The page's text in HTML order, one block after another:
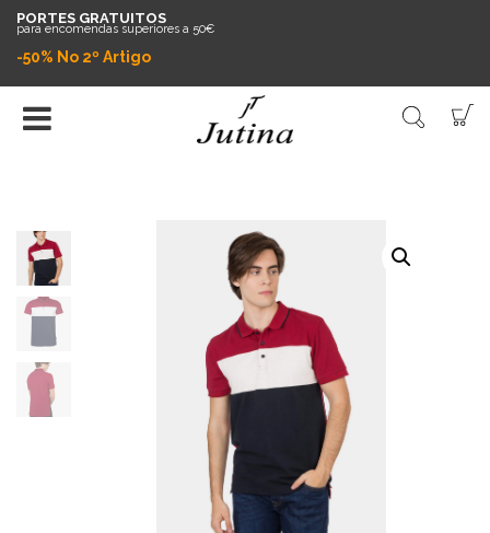
PORTES GRATUITOS
para encomendas superiores a 50€
-50% No 2º Artigo